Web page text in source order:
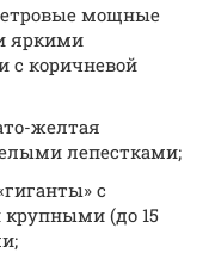
мощные
яркими
с коричневой
желтая
лепестками;
с
(до 15